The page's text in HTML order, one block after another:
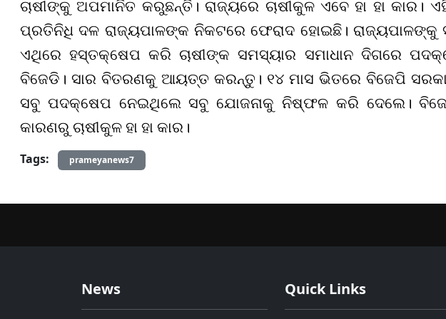
ଚାଷୀଙ୍କୁ ଅପମାନିତ କରୁଛନ୍ତି। ରାଜ୍ୟରେ ଚାଷୀକୁଳ ଏବେହା ହା କାର।
ପ୍ରତିନିଧି ଦଳ ରାଜ୍ୟପାଳଙ୍କ ନିକଟରେ ଫେରାଦ ହୋଇଛି।
ଏଥିରେ ହସ୍ତକ୍ଷେପ କରି ଚାଷୀଙ୍କ ସମସ୍ୟାର ସମାଧାନ ଦିଗରେ
ବିଜେଡି। ସାର ବିତରଣକୁ ଆୟତ୍ତ କରନ୍ତୁ। ୧୪ ମାସ ଭିତରେ ବିଜେପି
ସବୁ ପଦକ୍ଷେପ ନେଇଥିଲେ ସବୁ ଯୋଜନାକୁ ନିଷ୍ଫଳ କରି ଦେଲେ।
କାରଣରୁ ଚାଷୀକୁଳ ହା ହା କାର।
Tags: prameyanews7
News Quick Links